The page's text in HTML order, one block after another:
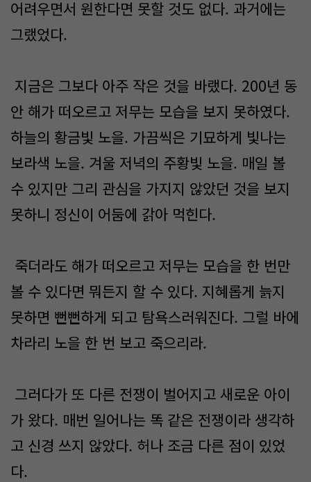
어려우면서 원한다면 못할 것도 없다. 과거에는
그랬었다.
지금은 그보다 아주 작은 것을 바랬다. 200년 동
안 해가 떠오르고 저무는 모습을 보지 못하였다.
하늘의 황금빛 노을. 가끔씩은 기묘하게 빛나는
보라색 노을. 겨울 저녁의 주황빛 노을. 매일 볼
수 있지만 그리 관심을 가지지 않았던 것을 보지
못하니 정신이 어둠에 갉아 먹힌다.
죽더라도 해가 떠오르고 저무는 모습을 한 번만
볼 수 있다면 뭐든지 할 수 있다. 지혜롭게 늙지
못하면 뻔뻔하게 되고 탐욕스러워진다. 그럴 바에
차라리 노을 한 번 보고 죽으리라.
그러다가 또 다른 전쟁이 벌어지고 새로운 아이
가 왔다. 매번 일어나는 똑 같은 전쟁이라 생각하
고 신경 쓰지 않았다. 허나 조금 다른 점이 있었
다.